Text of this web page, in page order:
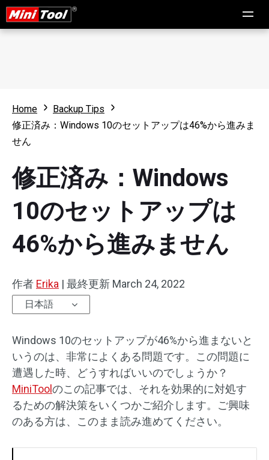
Home
Backup Tips
修正済み：Windows 10のセットアップは46%から進みま
せん
修正済み：Windows
10のセットアップは
46%から進みません
作者 Erika | 最終更新 March 24, 2022
日本語
Windows 10のセットアップが46%から進まないと
いうのは、非常によくある問題です。この問題に
遭遇した時、どうすればいいのでしょうか？
MiniToolのこの記事では、それを効果的に対処す
るための解決策をいくつかご紹介します。ご興味
のある方は、このまま読み進めてください。